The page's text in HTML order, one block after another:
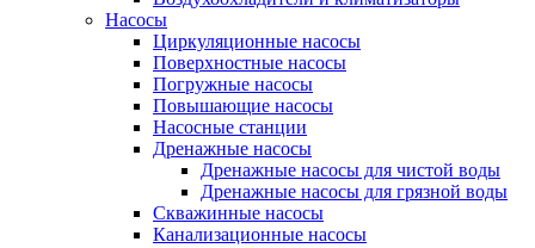
Насосы
Циркуляционные насосы
Поверхностные насосы
Погружные насосы
Повышающие насосы
Насосные станции
Дренажные насосы
Дренажные насосы для чистой воды
Дренажные насосы для грязной воды
Скважинные насосы
Канализационные насосы